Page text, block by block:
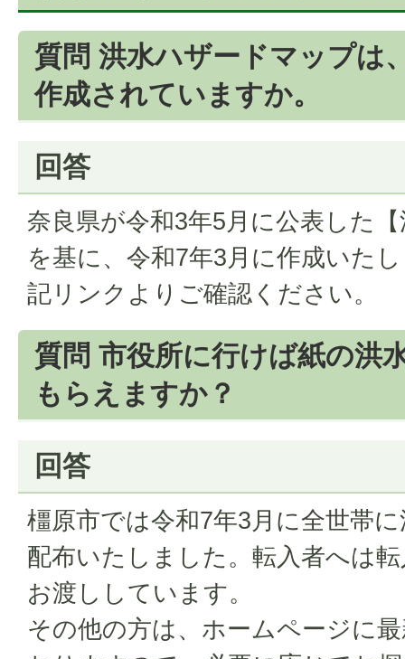
質問 洪水ハザードマップは
作成されていますか。
回答
奈良県が令和3年5月に公表した
を基に、令和7年3月に作成いた
記リンクよりご確認ください。
質問 市役所に行けば紙の洪
もらえますか？
回答
橿原市では令和7年3月に全世帯
配布いたしました。転入者へは
お渡ししています。
その他の方は、ホームページに